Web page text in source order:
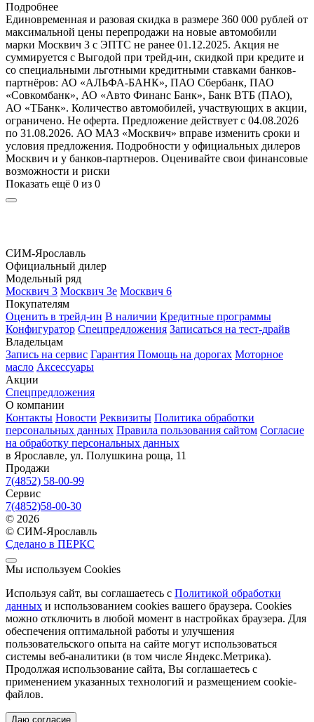
Подробнее
Единовременная и разовая скидка в размере 360 000 рублей от
максимальной цены перепродажи на новые автомобили
марки Москвич 3 с ЭПТС не ранее 01.12.2025. Акция не
суммируется с Выгодой при трейд-ин, скидкой при кредите и
со специальными льготными кредитными ставками банков-
партнёров: АО «АЛЬФА-БАНК», ПАО Сбербанк, ПАО
«Совкомбанк», АО «Авто Финанс Банк», Банк ВТБ (ПАО),
АО «ТБанк». Количество автомобилей, участвующих в акции,
ограничено. Не оферта. Предложение действует с 04.08.2026
по 31.08.2026. АО МАЗ «Москвич» вправе изменить сроки и
условия предложения. Подробности у официальных дилеров
Москвич и у банков-партнеров. Оценивайте свои финансовые
возможности и риски
Показать ещё 0 из 0
СИМ-Ярославль
Официальный дилер
Модельный ряд
Москвич 3 Москвич 3е Москвич 6
Покупателям
Оценить в трейд-ин В наличии Кредитные программы
Конфигуратор Спецпредложения Записаться на тест-драйв
Владельцам
Запись на сервис Гарантия Помощь на дорогах Моторное
масло Аксессуары
Акции
Спецпредложения
О компании
Контакты Новости Реквизиты Политика обработки
персональных данных Правила пользования сайтом Согласие
на обработку персональных данных
в Ярославле, ул. Полушкина роща, 11
Продажи
7(4852) 58-00-99
Сервис
7(4852)58-00-30
© 2026
© СИМ-Ярославль
Сделано в ПЕРКС
Мы используем Cookies
Используя сайт, вы соглашаетесь с Политикой обработки
данных и использованием cookies вашего браузера. Cookies
можно отключить в любой момент в настройках браузера. Для
обеспечения оптимальной работы и улучшения
пользовательского опыта на сайте могут использоваться
системы веб-аналитики (в том числе Яндекс.Метрика).
Продолжая использование сайта, Вы соглашаетесь с
применением указанных технологий и размещением cookie-
файлов.
Даю согласие